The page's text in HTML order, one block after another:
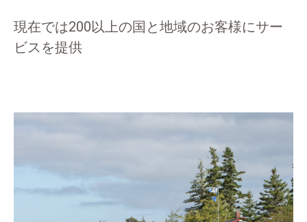
現在では200以上の国と地域のお客様にサー
ビスを提供